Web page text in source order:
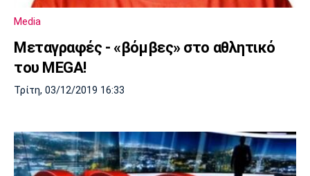
Media
Μεταγραφές - «βόμβες» στο αθλητικό
του MEGA!
Τρίτη, 03/12/2019 16:33